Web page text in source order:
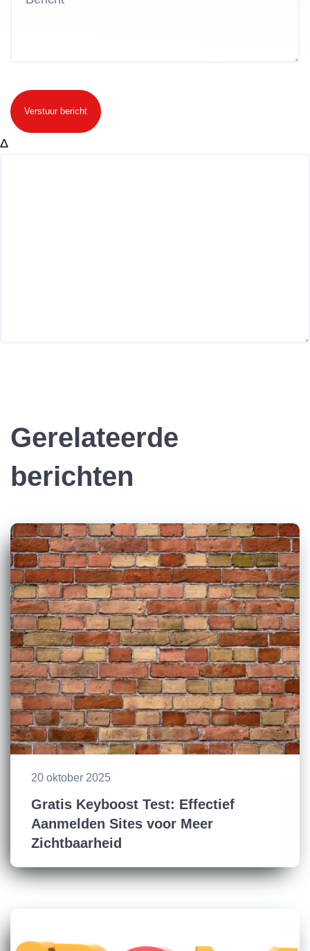
Verstuur bericht
Δ
Gerelateerde
berichten
20 oktober 2025
Gratis Keyboost Test: Effectief
Aanmelden Sites voor Meer
Zichtbaarheid